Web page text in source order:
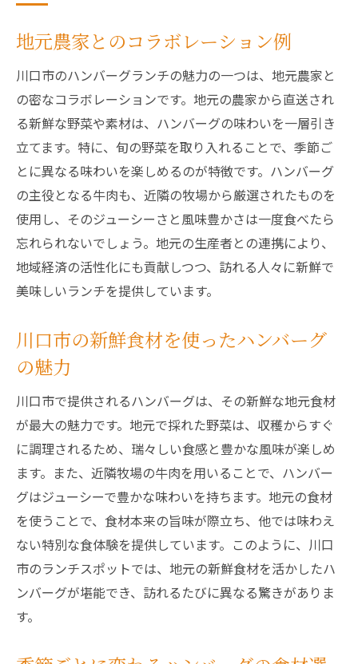
地元農家とのコラボレーション例
川口市のハンバーグランチの魅力の一つは、地元農家と
の密なコラボレーションです。地元の農家から直送され
る新鮮な野菜や素材は、ハンバーグの味わいを一層引き
立てます。特に、旬の野菜を取り入れることで、季節ご
とに異なる味わいを楽しめるのが特徴です。ハンバーグ
の主役となる牛肉も、近隣の牧場から厳選されたものを
使用し、そのジューシーさと風味豊かさは一度食べたら
忘れられないでしょう。地元の生産者との連携により、
地域経済の活性化にも貢献しつつ、訪れる人々に新鮮で
美味しいランチを提供しています。
川口市の新鮮食材を使ったハンバーグ
の魅力
川口市で提供されるハンバーグは、その新鮮な地元食材
が最大の魅力です。地元で採れた野菜は、収穫からすぐ
に調理されるため、瑞々しい食感と豊かな風味が楽しめ
ます。また、近隣牧場の牛肉を用いることで、ハンバー
グはジューシーで豊かな味わいを持ちます。地元の食材
を使うことで、食材本来の旨味が際立ち、他では味わえ
ない特別な食体験を提供しています。このように、川口
市のランチスポットでは、地元の新鮮食材を活かしたハ
ンバーグが堪能でき、訪れるたびに異なる驚きがありま
す。